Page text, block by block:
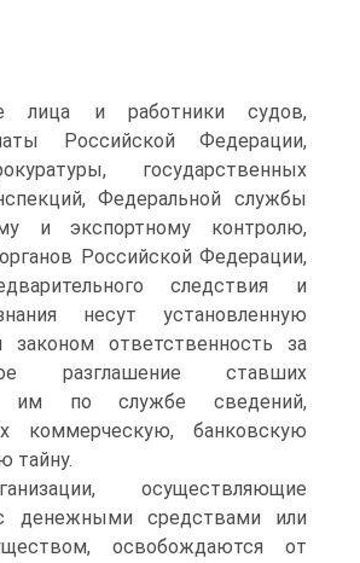
лица и работники судов,
Российской Федерации,
государственных
Федеральной службы
и экспортному контролю,
Российской Федерации,
следствия и
несут установленную
законом ответственность за
разглашение ставших
им по службе сведений,
коммерческую, банковскую
тайну.
осуществляющие
денежными средствами или
освобождаются от